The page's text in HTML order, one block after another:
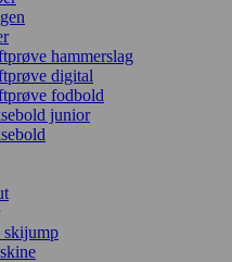
hammerslag
digital
fodbold
junior
skijump